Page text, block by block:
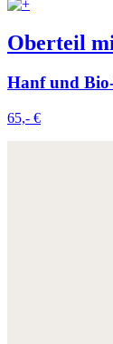
Oberteil
Hanf und
65,- €